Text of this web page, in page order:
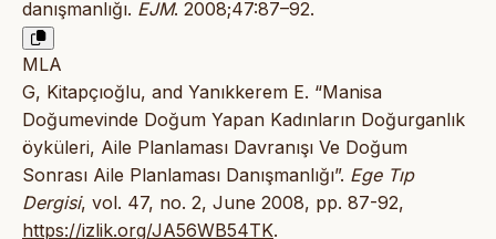
danışmanlığı. EJM. 2008;47:87–92.
MLA
G, Kitapçıoğlu, and Yanıkkerem E. “Manisa
Doğumevinde Doğum Yapan Kadınların Doğurganlık
öyküleri, Aile Planlaması Davranışı Ve Doğum
Sonrası Aile Planlaması Danışmanlığı”. Ege Tıp
Dergisi, vol. 47, no. 2, June 2008, pp. 87-92,
https://izlik.org/JA56WB54TK.